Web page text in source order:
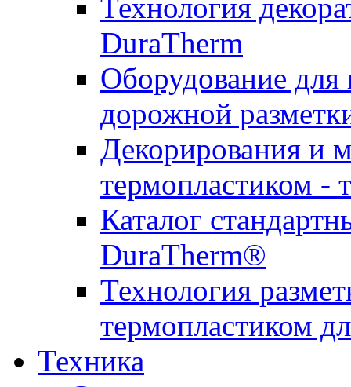
Технология
DuraTherm
Оборудование для
дорожной
Декорирования и
термопластиком -
Каталог
DuraTherm®
Технология
термопластиком
Техника